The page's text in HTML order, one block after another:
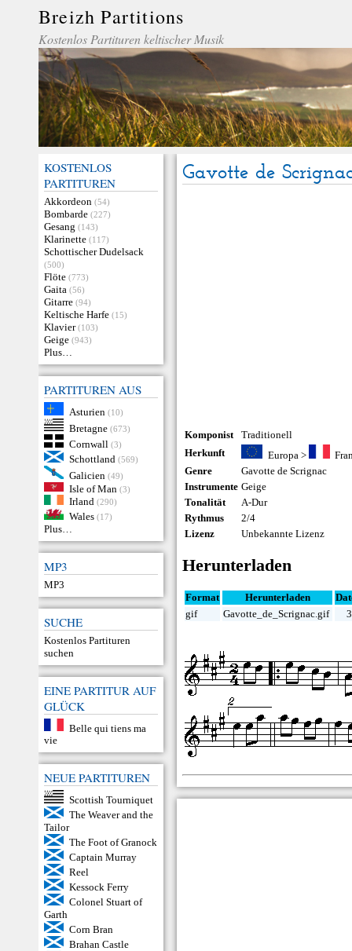
Breizh Partitions
Kostenlos Partituren keltischer Musik
KOSTENLOS
PARTITUREN
Akkordeon (54)
Bombarde (227)
Gesang (143)
Klarinette (117)
Schottischer Dudelsack
(500)
Flöte (773)
Gaita (56)
Gitarre (94)
Keltische Harfe (15)
Klavier (103)
Geige (943)
Plus…
PARTITUREN AUS
Asturien (10)
Bretagne (673)
Cornwall (3)
Schottland (569)
Galicien (49)
Isle of Man (3)
Irland (290)
Wales (17)
Plus…
MP3
MP3
SUCHE
Kostenlos Partituren
suchen
EINE PARTITUR AUF
GLÜCK
Belle qui tiens ma
vie
NEUE PARTITUREN
Scottish Tourniquet
The Weaver and the
Tailor
The Foot of Granock
Captain Murray
Reel
Kessock Ferry
Colonel Stuart of
Garth
Corn Bran
Brahan Castle
Gavotte de
Komponist
Traditionell
Herkunft
Europa>
Genre
Gavotte de Scrignac
Instrumente Geige
Tonalität
A-Dur
Rythmus
2/4
Lizenz
Unbekannte Lizenz
Herunterladen
Format Herunterladen
gif
Gavotte_de_Scrignac.gif